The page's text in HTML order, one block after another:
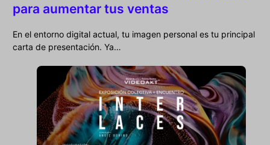
para aumentar tus ventas
En el entorno digital actual, tu imagen personal es tu principal
carta de presentación. Ya…